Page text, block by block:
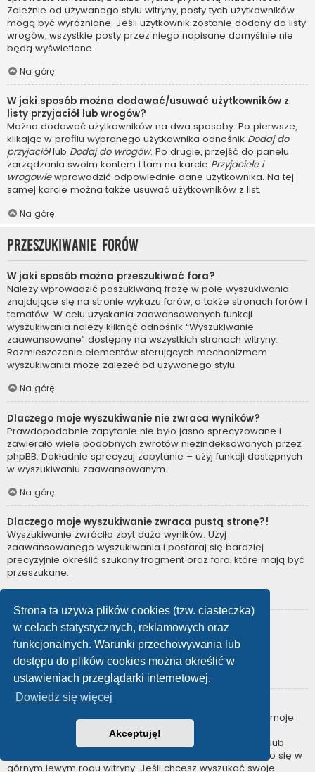
Strona ta używa plików cookies (tzw. ciasteczka)
w celach statystycznych, reklamowych oraz
funkcjonalnych. Warunki przechowywania lub
dostępu do plików cookies można określić w
ustawieniach przeglądarki internetowej.
Dowiedz się więcej
Akceptuję!
Zależnie od używanego stylu witryny, posty tych użytkowników
mogą być wyróżniane. Jeśli użytkownik zostanie dodany do listy
wrogów, wszystkie posty przez niego napisane domyślnie nie
będą wyświetlane.
Na górę
W jaki sposób można dodawać/usuwać użytkowników z
listy przyjaciół lub wrogów?
Można dodawać użytkowników na dwa sposoby. Po pierwsze,
klikając w profilu wybranego użytkownika odnośnik Dodaj do
przyjaciółlub Dodaj do wrogów. Po drugie, przejść do panelu
zarządzania swoim kontem i tam na karcie Przyjaciele i
wrogowiewprowadzić odpowiednie dane użytkownika. Na tej
samej karcie można także usuwać użytkowników z list.
Na górę
Przeszukiwanie forów
W jaki sposób można przeszukiwać fora?
Należy wprowadzić poszukiwaną frazę w pole wyszukiwania
znajdujące się na stronie wykazu forów, a także stronach forów i
tematów. W celu uzyskania zaawansowanych funkcji
wyszukiwania należy kliknąć odnośnik “Wyszukiwanie
zaawansowane” dostępny na wszystkich stronach witryny.
Rozmieszczenie elementów sterujących mechanizmem
wyszukiwania może zależeć od używanego stylu.
Na górę
Dlaczego moje wyszukiwanie nie zwraca wyników?
Prawdopodobnie zapytanie nie było jasno sprecyzowane i
zawierało wiele podobnych zwrotów niezindeksowanych przez
phpBB. Dokładnie sprecyzuj zapytanie – użyj funkcji dostępnych
w wyszukiwaniu zaawansowanym.
Na górę
Dlaczego moje wyszukiwanie zwraca pustą stronę?!
Wyszukiwanie zwróciło zbyt dużo wyników. Użyj
zaawansowanego wyszukiwania i postaraj się bardziej
precyzyjnie określić szukany fragment oraz fora, które mają być
przeszukane.
Jak można wyszukać użytkowników?
Przejdź na stronę “Użytkownicy” i kliknij odnośnik “Znajdź
użytkownika”.
Na górę
W jaki sposób można znaleźć swoje posty i tematy?
Swoje posty można znaleźć, klikając odnośnik “Wyświetl moje
posty” znajdujący się w panelu zarządzania kontem lub
odnośnik “Posty użytkownika” na stronie swojego profilu lub
wybierając „Twoje posty” z menu „Więcej…” znajdującego się w
górnym lewym rogu witryny. Jeśli chcesz wyszukać swoje